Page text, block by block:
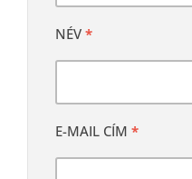
NÉV *
E-MAIL CÍM *